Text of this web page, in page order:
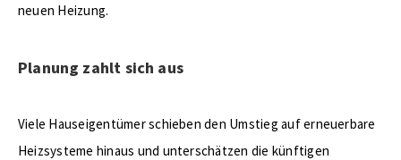
neuen Heizung.
Planung zahlt sich aus
Viele Hauseigentümer schieben den Umstieg auf erneuerbare
Heizsysteme hinaus und unterschätzen die künftigen